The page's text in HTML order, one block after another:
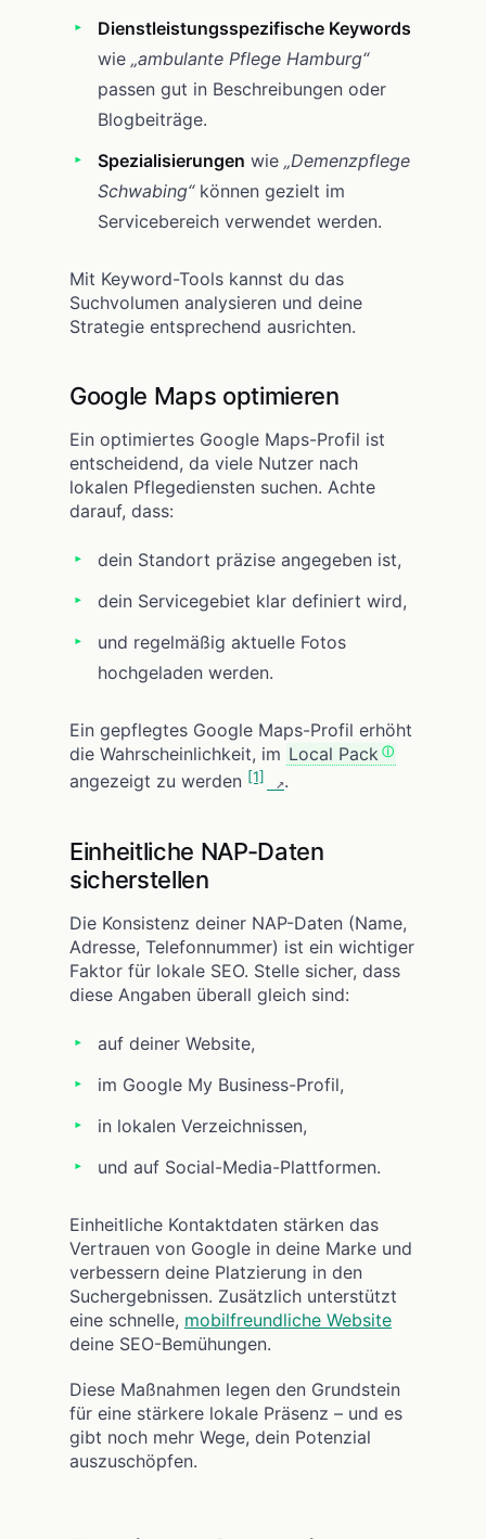
Dienstleistungsspezifische Keywords
wie „ambulante Pflege Hamburg“
passen gut in Beschreibungen oder
Blogbeiträge.
Spezialisierungen wie „Demenzpflege
Schwabing“können gezielt im
Servicebereich verwendet werden.
Mit Keyword-Tools kannst du das
Suchvolumen analysieren und deine
Strategie entsprechend ausrichten.
Google Maps optimieren
Ein optimiertes Google Maps-Profil ist
entscheidend, da viele Nutzer nach
lokalen Pflegediensten suchen. Achte
darauf, dass:
dein Standort präzise angegeben ist,
dein Servicegebiet klar definiert wird,
und regelmäßig aktuelle Fotos
hochgeladen werden.
Ein gepflegtes Google Maps-Profil erhöht
die Wahrscheinlichkeit, im Local Pack
angezeigt zu werden [1] .
Einheitliche NAP-Daten
sicherstellen
Die Konsistenz deiner NAP-Daten (Name,
Adresse, Telefonnummer) ist ein wichtiger
Faktor für lokale SEO. Stelle sicher, dass
diese Angaben überall gleich sind:
auf deiner Website,
im Google My Business-Profil,
in lokalen Verzeichnissen,
und auf Social-Media-Plattformen.
Einheitliche Kontaktdaten stärken das
Vertrauen von Google in deine Marke und
verbessern deine Platzierung in den
Suchergebnissen. Zusätzlich unterstützt
eine schnelle, mobilfreundliche Website
deine SEO-Bemühungen.
Diese Maßnahmen legen den Grundstein
für eine stärkere lokale Präsenz – und es
gibt noch mehr Wege, dein Potenzial
auszuschöpfen.